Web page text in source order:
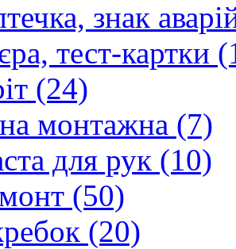
знак
тест-картки
(24)
монтажна (7)
для рук (10)
(50)
(20)